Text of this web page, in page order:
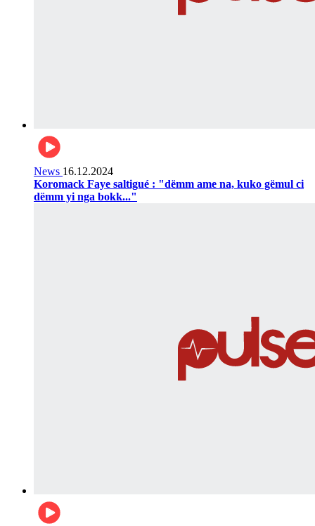
News 16.12.2024
Koromack Faye saltigué : "dëmm ame na, kuko gëmul ci
dëmm yi nga bokk..."